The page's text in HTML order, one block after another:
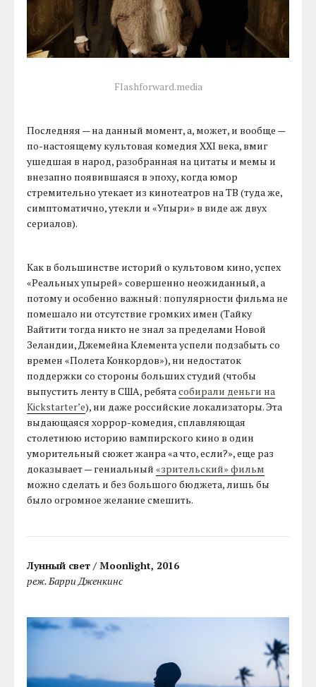
Flashforward.media
Последняя — на данный момент, а, может, и вообще —
по-настоящему культовая комедия XXI века, вмиг
ушедшая в народ, разобранная на цитаты и мемы и
внезапно появившаяся в эпоху, когда юмор
стремительно утекает из кинотеатров на ТВ (туда же,
cимптоматично, утекли и «Упыри» в виде аж двух
сериалов).
Как в большинстве историй о культовом кино, успех
«Реальных упырей» совершенно неожиданный, а
потому и особенно важный: популярности фильма не
помешало ни отсутствие громких имен (Тайку
Вайтити тогда никто не знал за пределами Новой
Зеландии, Джемейна Клемента успели подзабыть со
времен «Полета Конкордов»), ни недостаток
поддержки со стороны больших студий (чтобы
выпустить ленту в США, ребятасобирали деньги на
Kickstarter’е), ни даже российские локализаторы. Эта
выдающаяся хоррор-комедия, сплавляющая
столетнюю историю вампирского кино в один
уморительный сюжет жанра «а что, если?», еще раз
доказывает — гениальный«зрительский» фильм
можно сделать и без большого бюджета, лишь бы
было огромное желание смешить.
Лунный свет / Moonlight, 2016
реж. Барри Дженкинс